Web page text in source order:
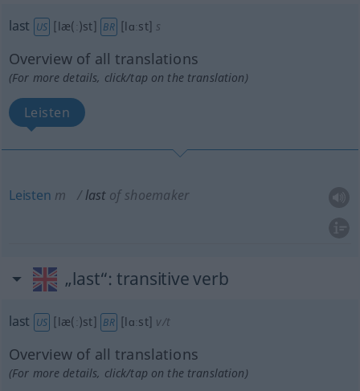
last US [læ(ː)st] BR [lɑːst] s
Overview of all translations
(For more details, click/tap on the translation)
Leisten
Leisten m last of shoemaker
„last“: transitive verb
last US [læ(ː)st] BR [lɑːst] v/t
Overview of all translations
(For more details, click/tap on the translation)